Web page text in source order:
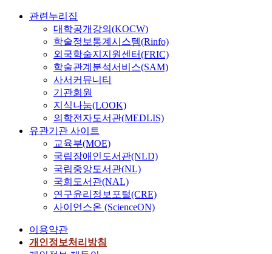
관련누리집
대학공개강의(KOCW)
학술정보통계시스템(Rinfo)
외국학술지지원센터(FRIC)
학술관계분석서비스(SAM)
사서커뮤니티
기관회원
지식나눔(LOOK)
의학전자도서관(MEDLIS)
유관기관 사이트
교육부(MOE)
국립장애인도서관(NLD)
국립중앙도서관(NL)
국회도서관(NAL)
연구윤리정보포털(CRE)
사이언스온 (ScienceON)
이용약관
개인정보처리방침